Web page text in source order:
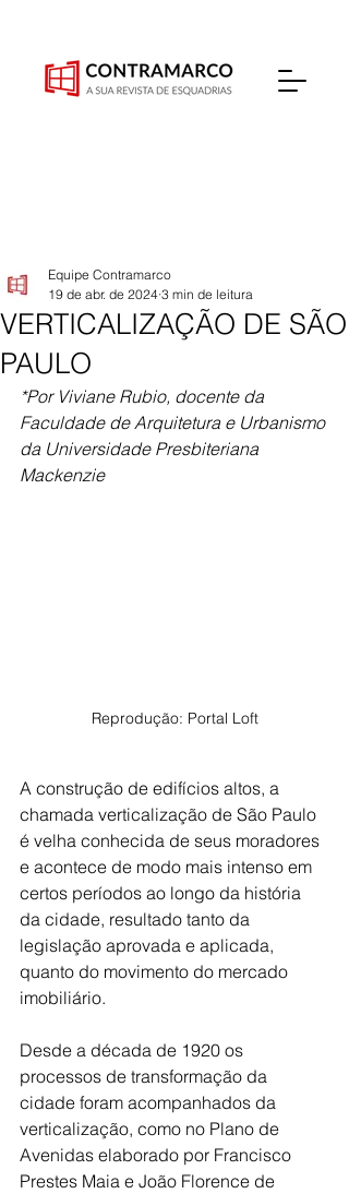
VERTICALIZAÇÃO DE SÃO
PAULO
Equipe Contramarco
19 de abr. de 2024 3 min de leitura
*Por Viviane Rubio, docente da
Faculdade de Arquitetura e Urbanismo
da Universidade Presbiteriana
Mackenzie
Reprodução: Portal Loft
A construção de edifícios altos, a
chamada verticalização de São Paulo
é velha conhecida de seus moradores
e acontece de modo mais intenso em
certos períodos ao longo da história
da cidade, resultado tanto da
legislação aprovada e aplicada,
quanto do movimento do mercado
imobiliário.
Desde a década de 1920 os
processos de transformação da
cidade foram acompanhados da
verticalização, como no Plano de
Avenidas elaborado por Francisco
Prestes Maia e João Florence de